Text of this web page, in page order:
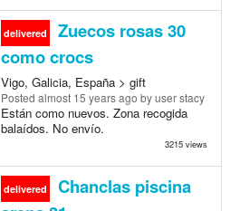
delivered
Zuecos rosas 30
como crocs
Vigo, Galicia, España > gift
Posted almost 15 years ago by user stacy
Están como nuevos. Zona recogida
balaídos. No envío.
3215 views
delivered
Chanclas piscina